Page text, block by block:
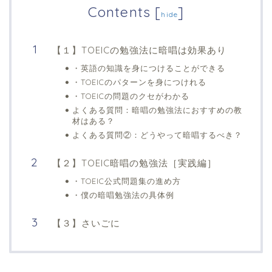
Contents [hide]
【１】TOEICの勉強法に暗唱は効果あり
・英語の知識を身につけることができる
・TOEICのパターンを身につけれる
・TOEICの問題のクセがわかる
よくある質問：暗唱の勉強法におすすめの教
材はある？
よくある質問②：どうやって暗唱するべき？
【２】TOEIC暗唱の勉強法［実践編］
・TOEIC公式問題集の進め方
・僕の暗唱勉強法の具体例
【３】さいごに